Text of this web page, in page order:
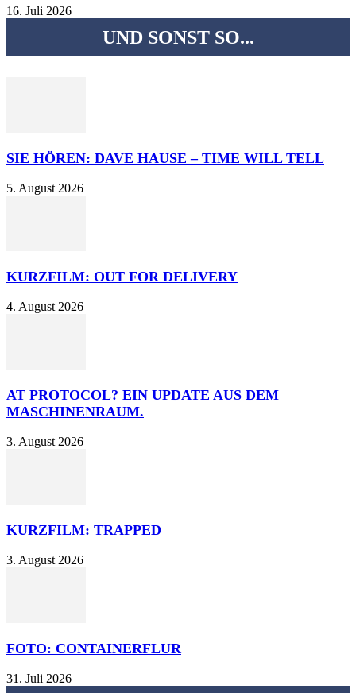
16. Juli 2026
UND SONST SO...
SIE HÖREN: DAVE HAUSE – TIME WILL TELL
5. August 2026
KURZFILM: OUT FOR DELIVERY
4. August 2026
AT PROTOCOL? EIN UPDATE AUS DEM
MASCHINENRAUM.
3. August 2026
KURZFILM: TRAPPED
3. August 2026
FOTO: CONTAINERFLUR
31. Juli 2026